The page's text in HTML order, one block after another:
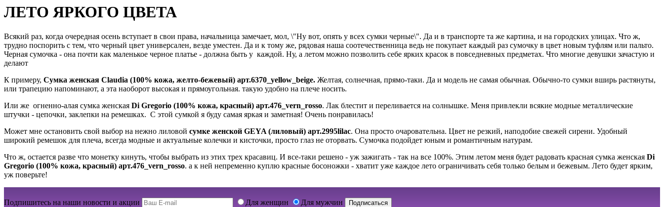
ЛЕТО ЯРКОГО ЦВЕТА
Всякий раз, когда очередная осень вступает в свои права, начальница замечает, мол, \"Ну вот, опять у всех сумки черные\". Да и в транспорте та же картина, и на городских улицах. Что ж,
трудно поспорить с тем, что черный цвет универсален, везде уместен. Да и к тому же, рядовая наша соотечественница ведь не покупает каждый раз сумочку в цвет новым туфлям или пальто.
Черная сумочка - она почти как маленькое черное платье - должна быть у каждой. Ну, а летом можно позволить себе ярких красок в повседневных предметах. Что многие девушки зачастую и
делают
К примеру, Сумка женская Claudia (100% кожа, желто-бежевый) арт.6370_yellow_beige. Желтая, солнечная, прямо-таки. Да и модель не самая обычная. Обычно-то сумки вширь растянуты,
или трапецию напоминают, а эта наоборот высокая и прямоугольная. такую удобно на плече носить.
Или же огненно-алая сумка женская Di Gregorio (100% кожа, красный) арт.476_vern_rosso. Лак блестит и переливается на солнышке. Меня привлекли всякие модные металлические
штучки - цепочки, заклепки на ремешках. С этой сумкой я буду самая яркая и заметная! Очень понравилась!
Может мне остановить свой выбор на нежно лиловой сумке женской GEYA (лиловый) арт.2995lilac. Она просто очаровательна. Цвет не резкий, наподобие свежей сирени. Удобный
широкий ремешок для плеча, всегда модные и актуальные колечки и кисточки, просто глаз не оторвать. Сумочка подойдет юным и романтичным натурам.
Что ж, остается разве что монетку кинуть, чтобы выбрать из этих трех красавиц. И все-таки решено - уж зажигать - так на все 100%. Этим летом меня будет радовать красная сумка женская Di
Gregorio (100% кожа, красный) арт.476_vern_rosso. а к ней непременно куплю красные босоножки - хватит уже каждое лето ограничивать себя только белым и бежевым. Лето будет ярким,
уж поверьте!
Подпишитесь на наши новости и акции Для женщин Для мужчин Подписаться